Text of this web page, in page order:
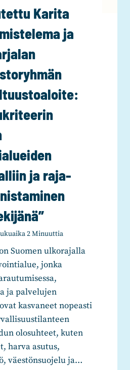
Karita
ja
ja raja-
2Minuuttia
Suomen ulkorajalla
jonka
ja palvelujen
kasvaneet nopeasti
olosuhteet, kuten
harva asutus,
väestönsuojelu ja…